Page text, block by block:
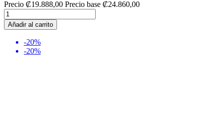
Precio ₡19.888,00 Precio base ₡24.860,00
Añadir al carrito
-20%
-20%